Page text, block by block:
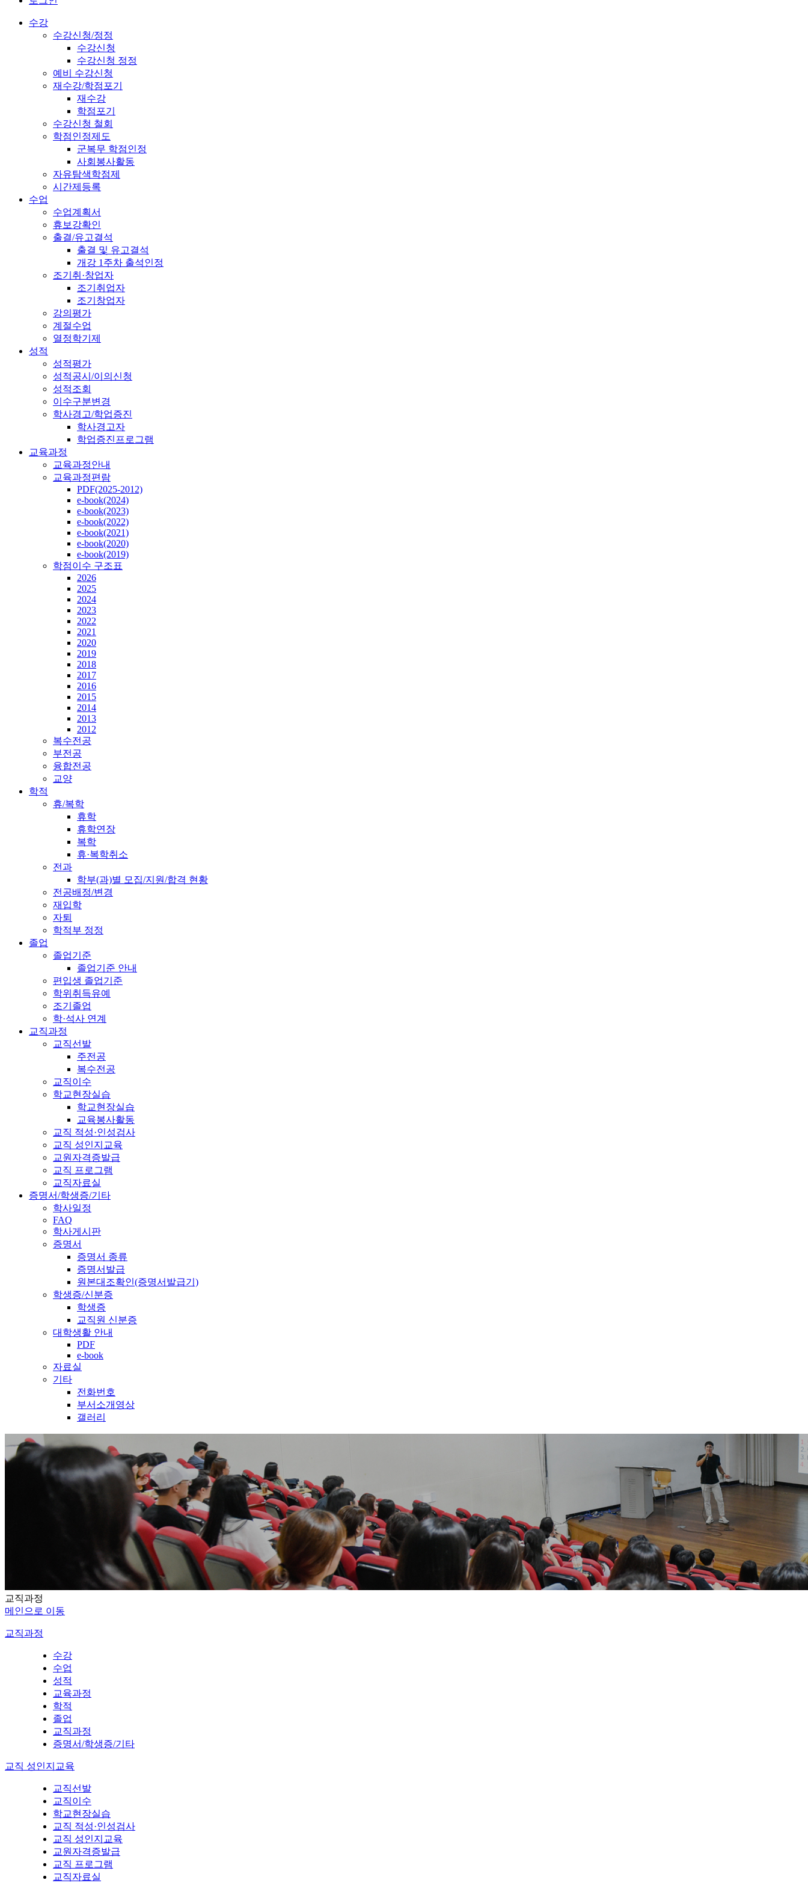
수강
수강신청/정정
수강신청
수강신청 정정
예비 수강신청
재수강/학점포기
재수강
학점포기
수강신청 철회
학점인정제도
군복무 학점인정
사회봉사활동
자유탐색학점제
시간제등록
수업
수업계획서
휴보강확인
출결/유고결석
출결 및 유고결석
개강 1주차 출석인정
조기취·창업자
조기취업자
조기창업자
강의평가
계절수업
열정학기제
성적
성적평가
성적공시/이의신청
성적조회
이수구분변경
학사경고/학업증진
학사경고자
학업증진프로그램
교육과정
교육과정안내
교육과정편람
PDF(2025-2012)
e-book(2024)
e-book(2023)
e-book(2022)
e-book(2021)
e-book(2020)
e-book(2019)
학점이수 구조표
2026
2025
2024
2023
2022
2021
2020
2019
2018
2017
2016
2015
2014
2013
2012
복수전공
부전공
융합전공
교양
학적
휴/복학
휴학
휴학연장
복학
휴·복학취소
전과
학부(과)별 모집/지원/합격 현황
전공배정/변경
재입학
자퇴
학적부 정정
졸업
졸업기준
졸업기준 안내
편입생 졸업기준
학위취득유예
조기졸업
학·석사 연계
교직과정
교직선발
주전공
복수전공
교직이수
학교현장실습
학교현장실습
교육봉사활동
교직 적성·인성검사
교직 성인지교육
교원자격증발급
교직 프로그램
교직자료실
증명서/학생증/기타
학사일정
FAQ
학사게시판
증명서
증명서 종류
증명서발급
원본대조확인(증명서발급기)
학생증/신분증
학생증
교직원 신분증
대학생활 안내
PDF
e-book
자료실
기타
전화번호
부서소개영상
갤러리
교직과정
메인으로 이동
교직과정
수강
수업
성적
교육과정
학적
졸업
교직과정
증명서/학생증/기타
교직 성인지교육
교직선발
교직이수
학교현장실습
교직 적성·인성검사
교직 성인지교육
교원자격증발급
교직 프로그램
교직자료실